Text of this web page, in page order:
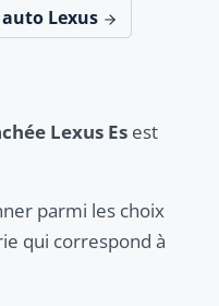
auto Lexus
Lexus Es est
parmi les choix
qui correspond à